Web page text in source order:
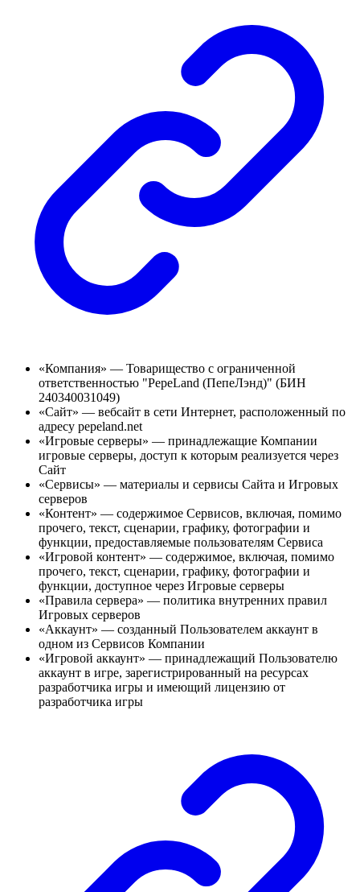
«Компания» — Товарищество с ограниченной
ответственностью "PepeLand (ПепеЛэнд)" (БИН
240340031049)
«Сайт» — вебсайт в сети Интернет, расположенный по
адресу pepeland.net
«Игровые серверы» — принадлежащие Компании
игровые серверы, доступ к которым реализуется через
Сайт
«Сервисы» — материалы и сервисы Сайта и Игровых
серверов
«Контент» — содержимое Сервисов, включая, помимо
прочего, текст, сценарии, графику, фотографии и
функции, предоставляемые пользователям Сервиса
«Игровой контент» — содержимое, включая, помимо
прочего, текст, сценарии, графику, фотографии и
функции, доступное через Игровые серверы
«Правила сервера» — политика внутренних правил
Игровых серверов
«Аккаунт» — созданный Пользователем аккаунт в
одном из Сервисов Компании
«Игровой аккаунт» — принадлежащий Пользователю
аккаунт в игре, зарегистрированный на ресурсах
разработчика игры и имеющий лицензию от
разработчика игры